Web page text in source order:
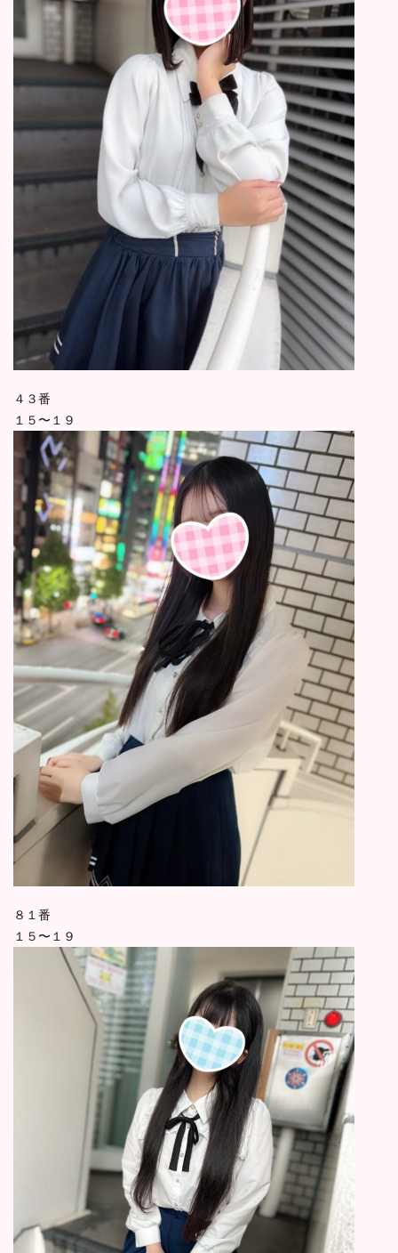
４３番
１５〜１９
８１番
１５〜１９